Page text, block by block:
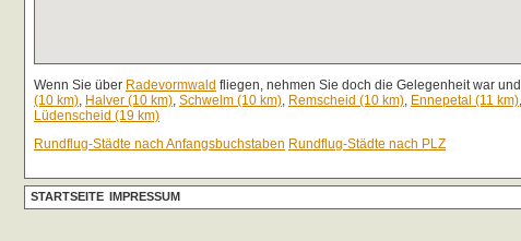
Wenn Sie über Radevormwald fliegen, nehmen Sie doch die Gelegenheit war
(10 km), Halver (10 km), Schwelm (10 km), Remscheid (10 km), Ennepetal (11 km),
Lüdenscheid (19 km)
Rundflug-Städte nach Anfangsbuchstaben Rundflug-Städte nach PLZ
STARTSEITE IMPRESSUM